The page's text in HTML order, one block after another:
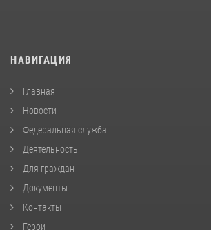
НАВИГАЦИЯ
Главная
Новости
Федеральная служба
Деятельность
Для граждан
Документы
Контакты
Герои